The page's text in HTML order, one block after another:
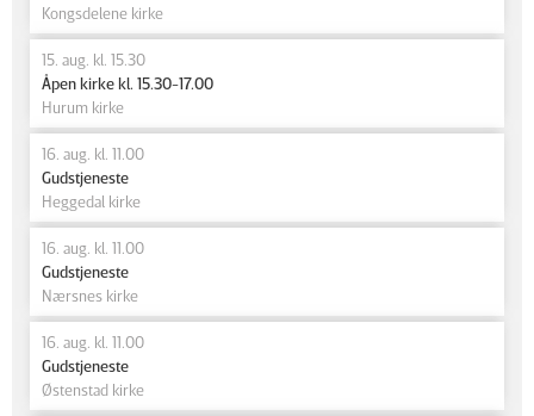
Kongsdelene kirke
15. aug. kl. 15.30
Åpen kirke kl. 15.30-17.00
Hurum kirke
16. aug. kl. 11.00
Gudstjeneste
Heggedal kirke
16. aug. kl. 11.00
Gudstjeneste
Nærsnes kirke
16. aug. kl. 11.00
Gudstjeneste
Østenstad kirke